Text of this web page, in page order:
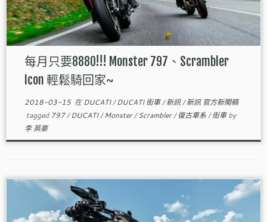
每月只要8880!!! Monster 797、Scrambler
Icon 輕鬆騎回家~
2018-03-15在DUCATI/DUCATI 街車/新訊/新訊 官方新聞稿
tagged 797/DUCATI/Monster/Scrambler/復古車系/街車by
李 英豪